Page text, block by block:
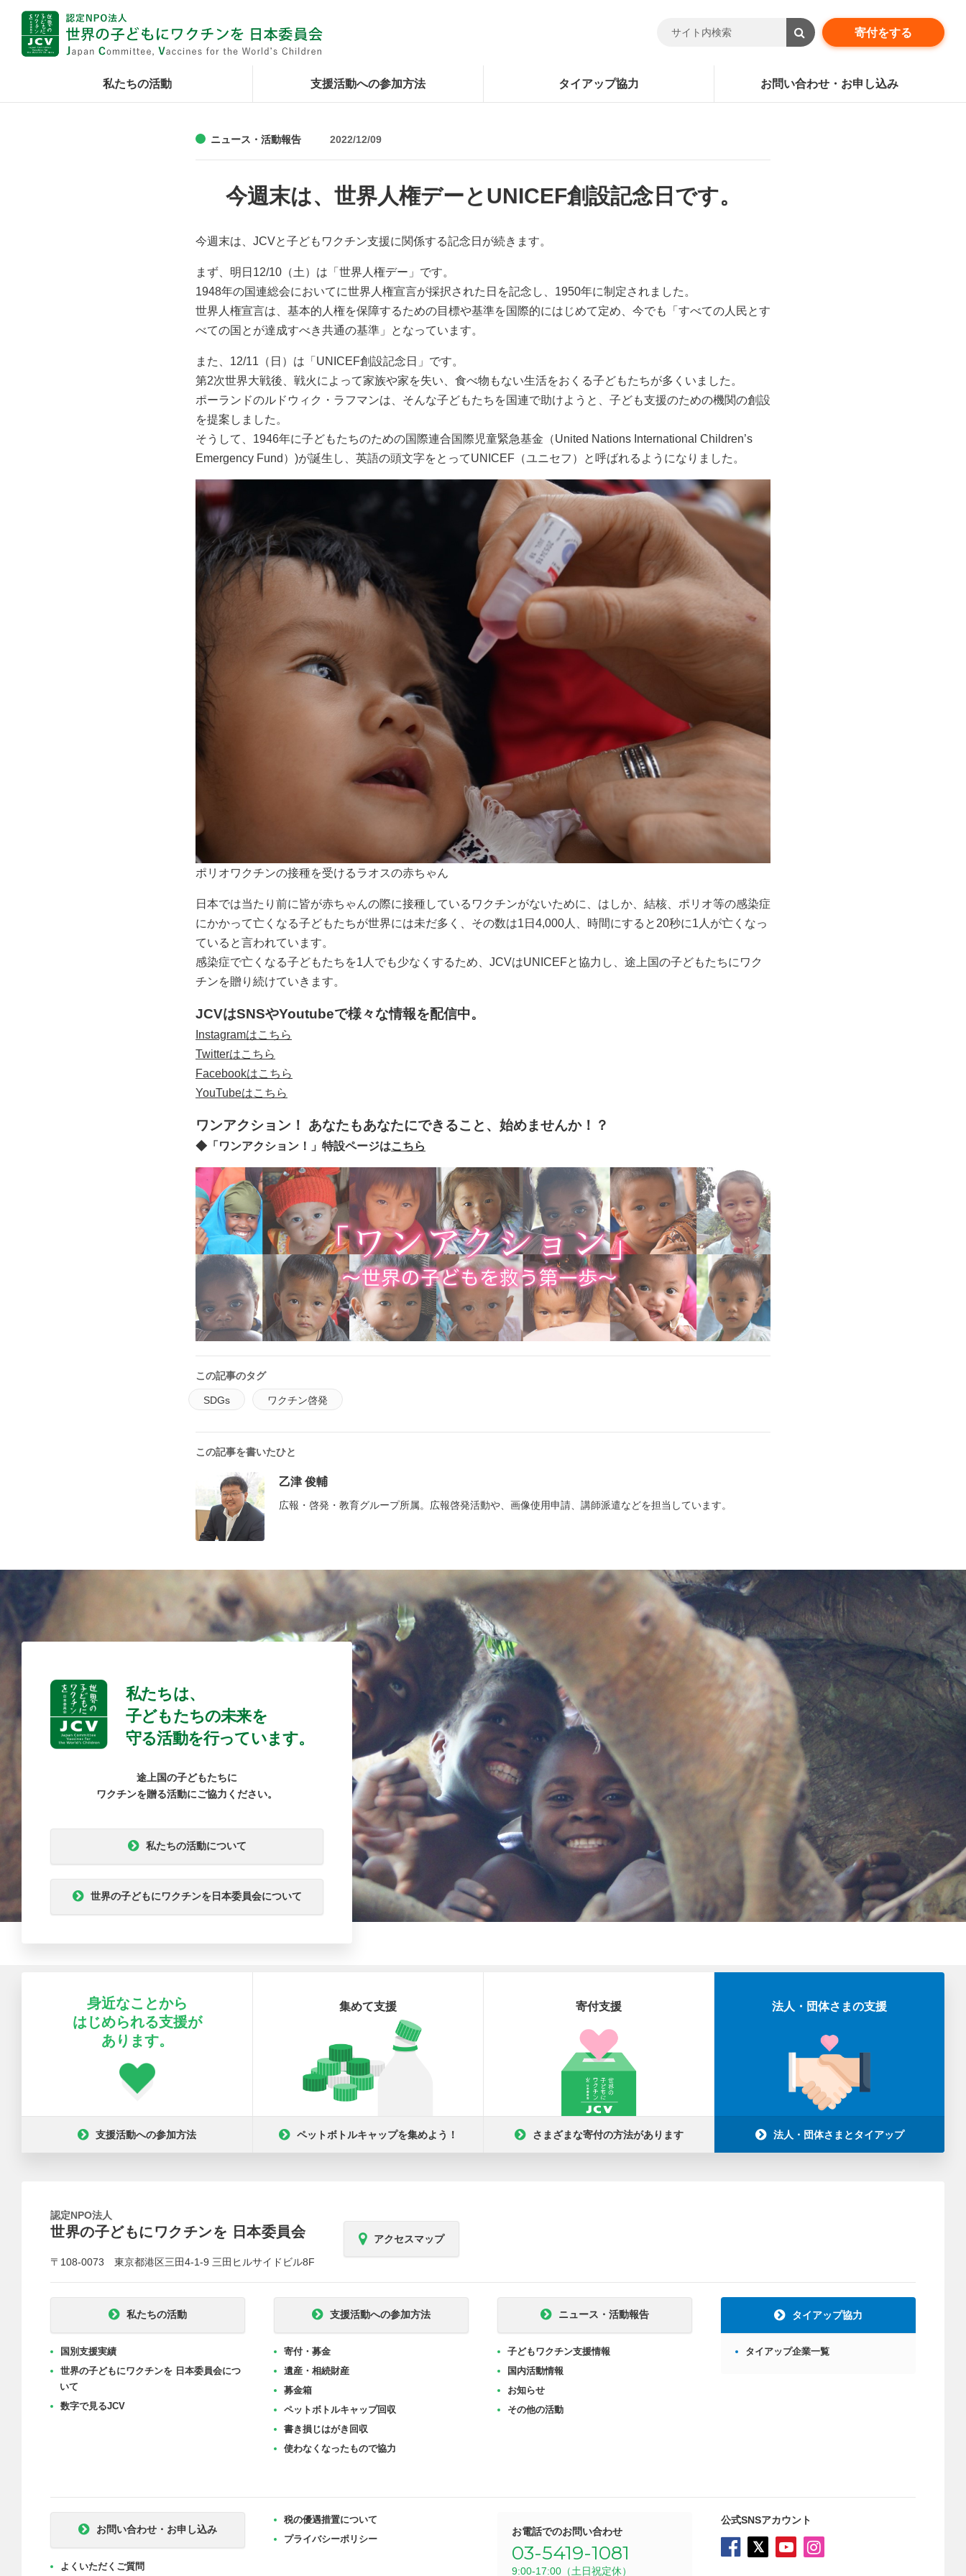
寄付をする
私たちの活動 支援活動への参加方法 タイアップ協力 お問い合わせ・お申し込み
ニュース・活動報告 2022/12/09
今週末は、世界人権デーとUNICEF創設記念日です。
今週末は、JCVと子どもワクチン支援に関係する記念日が続きます。
まず、明日12/10（土）は「世界人権デー」です。
1948年の国連総会においてに世界人権宣言が採択された日を記念し、1950年に制定されました。
世界人権宣言は、基本的人権を保障するための目標や基準を国際的にはじめて定め、今でも「すべての人民とす
べての国とが達成すべき共通の基準」となっています。
また、12/11（日）は「UNICEF創設記念日」です。
第2次世界大戦後、戦火によって家族や家を失い、食べ物もない生活をおくる子どもたちが多くいました。
ポーランドのルドウィク・ラフマンは、そんな子どもたちを国連で助けようと、子ども支援のための機関の創設
を提案しました。
そうして、1946年に子どもたちのための国際連合国際児童緊急基金（United Nations International Children’s
Emergency Fund）)が誕生し、英語の頭文字をとってUNICEF（ユニセフ）と呼ばれるようになりました。
ポリオワクチンの接種を受けるラオスの赤ちゃん
日本では当たり前に皆が赤ちゃんの際に接種しているワクチンがないために、はしか、結核、ポリオ等の感染症
にかかって亡くなる子どもたちが世界には未だ多く、その数は1日4,000人、時間にすると20秒に1人が亡くなっ
ていると言われています。
感染症で亡くなる子どもたちを1人でも少なくするため、JCVはUNICEFと協力し、途上国の子どもたちにワク
チンを贈り続けていきます。
JCVはSNSやYoutubeで様々な情報を配信中。
Instagramはこちら
Twitterはこちら
Facebookはこちら
YouTubeはこちら
ワンアクション！ あなたもあなたにできること、始めませんか！？
◆「ワンアクション！」特設ページはこちら
この記事のタグ
SDGs ワクチン啓発
この記事を書いたひと
乙津 俊輔
広報・啓発・教育グループ所属。広報啓発活動や、画像使用申請、講師派遣などを担当しています。
私たちは、
子どもたちの未来を
守る活動を行っています。
途上国の子どもたちに
ワクチンを贈る活動にご協力ください。
私たちの活動について
世界の子どもにワクチンを日本委員会について
身近なことから
はじめられる支援が
あります。
支援活動への参加方法
集めて支援
ペットボトルキャップを集めよう！
寄付支援
さまざまな寄付の方法があります
法人・団体さまの支援
法人・団体さまとタイアップ
認定NPO法人
世界の子どもにワクチンを 日本委員会
〒108-0073 東京都港区三田4-1-9 三田ヒルサイドビル8F
アクセスマップ
私たちの活動
国別支援実績
世界の子どもにワクチンを 日本委員会につ
いて
数字で見るJCV
支援活動への参加方法
寄付・募金
遺産・相続財産
募金箱
ペットボトルキャップ回収
書き損じはがき回収
使わなくなったもので協力
ニュース・活動報告
子どもワクチン支援情報
国内活動情報
お知らせ
その他の活動
タイアップ協力
タイアップ企業一覧
お問い合わせ・お申し込み
よくいただくご質問
税の優遇措置について
プライバシーポリシー
お電話でのお問い合わせ
03-5419-1081
9:00-17:00（土日祝定休）
公式SNSアカウント